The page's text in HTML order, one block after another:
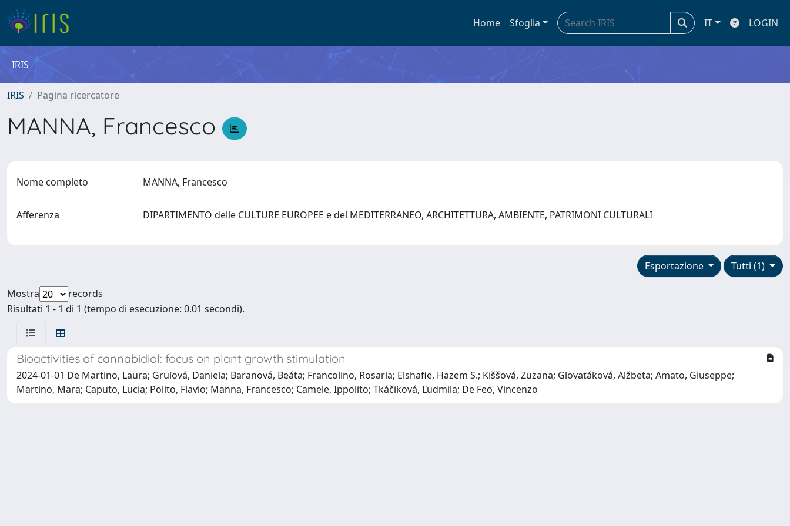
Home Sfoglia IT LOGIN
IRIS
IRIS Pagina ricercatore
MANNA, Francesco
Nome completo MANNA, Francesco
Afferenza DIPARTIMENTO delle CULTURE EUROPEE e del MEDITERRANEO, ARCHITETTURA, AMBIENTE, PATRIMONI CULTURALI
Tutti (1)
Esportazione
Mostra
records
Risultati 1 - 1 di 1 (tempo di esecuzione: 0.01 secondi).
Bioactivities of cannabidiol: focus on plant growth stimulation
2024-01-01 De Martino, Laura; Gruľová, Daniela; Baranová, Beáta; Francolino, Rosaria; Elshafie, Hazem S.; Kiššová, Zuzana; Glovaťáková, Alžbeta; Amato, Giuseppe;
Martino, Mara; Caputo, Lucia; Polito, Flavio; Manna, Francesco; Camele, Ippolito; Tkáčiková, Ľudmila; De Feo, Vincenzo